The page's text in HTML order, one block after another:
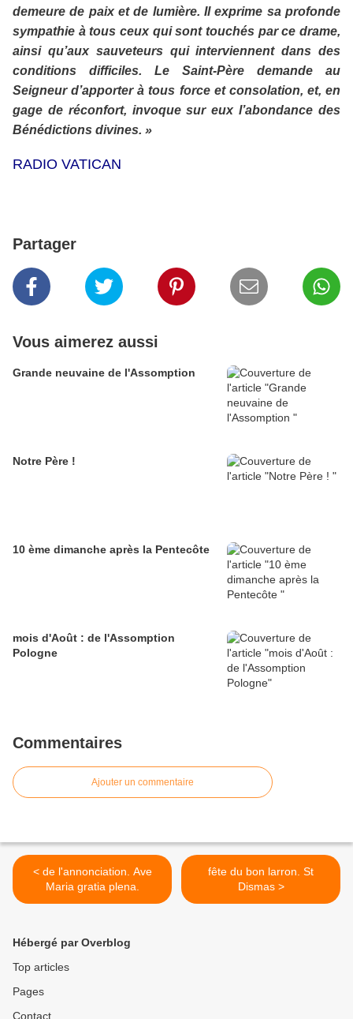
demeure de paix et de lumière. Il exprime sa profonde
sympathie à tous ceux qui sont touchés par ce drame,
ainsi qu’aux sauveteurs qui interviennent dans des
conditions difficiles. Le Saint-Père demande au
Seigneur d’apporter à tous force et consolation, et, en
gage de réconfort, invoque sur eux l’abondance des
Bénédictions divines. »
RADIO VATICAN
Partager
Vous aimerez aussi
Grande neuvaine de l'Assomption
Notre Père !
10 ème dimanche après la Pentecôte
mois d'Août : de l'Assomption
Pologne
Commentaires
Ajouter un commentaire
< de l'annonciation. Ave
Maria gratia plena.
fête du bon larron. St
Dismas >
Hébergé par Overblog
Top articles
Pages
Contact